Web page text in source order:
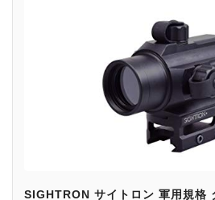
SIGHTRON サイトロン 軍用規格